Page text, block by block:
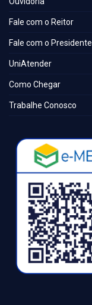
Fale com o Reitor
Fale com o Presidente
UniAtender
Como Chegar
Trabalhe Conosco